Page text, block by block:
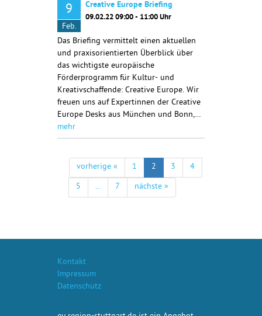
9
Feb.
Creative Europe Briefing
09.02.22 09:00 - 11:00 Uhr
Das Briefing vermittelt einen aktuellen
und praxisorientierten Überblick über
das wichtigste europäische
Förderprogramm für Kultur- und
Kreativschaffende: Creative Europe. Wir
freuen uns auf Expertinnen der Creative
Europe Desks aus München und Bonn,…
mehr
vorherige « 1 2 3
4
5
... 7 nächste »
Kontakt
Impressum
Datenschutz